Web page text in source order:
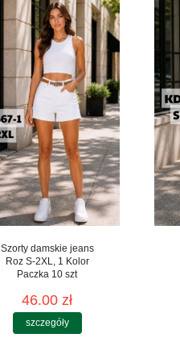
Szorty damskie jeans
Roz S-2XL, 1 Kolor
Paczka 10 szt
46.00 zł
szczegóły